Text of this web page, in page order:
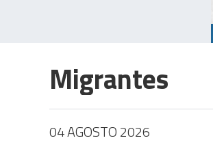
Migrantes
04 AGOSTO 2026